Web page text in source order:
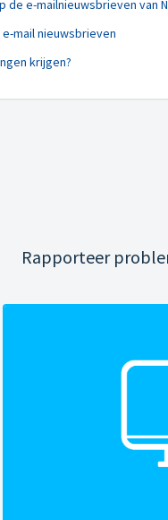
de e-mailnieuwsbrieven van
mail nieuwsbrieven
krijgen?
Rapporteer